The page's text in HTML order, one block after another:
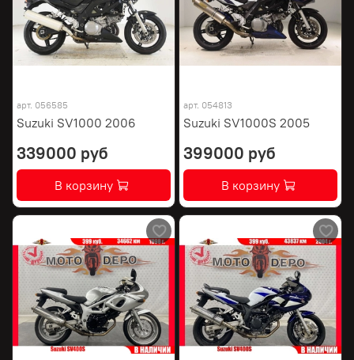
арт. 056585
Suzuki SV1000 2006
339000 руб
В корзину
арт. 054813
Suzuki SV1000S 2005
399000 руб
В корзину